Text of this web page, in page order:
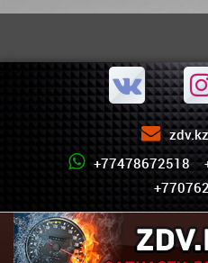
+77478672518